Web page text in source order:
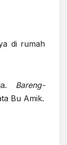
di rumah
Bareng-
Bu Amik.